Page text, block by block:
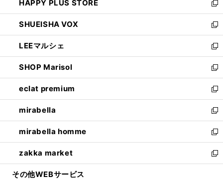
ド
ウ
で
開
く
ィ
ン
ド
ウ
で
開
く
い
ウ
ィ
ン
ド
ウ
で
開
く
HAPPY PLUS STORE
新
し
い
ウ
ィ
ン
ド
ウ
で
開
く
SHUEISHA VOX
新
し
い
ウ
ィ
ン
ド
ウ
で
開
く
LEEマルシェ
新
し
い
ウ
ィ
ン
ド
ウ
で
開
く
SHOP Marisol
新
し
い
ウ
ィ
ン
ド
ウ
で
開
eclat premium
新
し
い
ウ
ィ
ン
ド
ウ
mirabella
新
し
い
ウ
ィ
ン
mirabella homme
新
し
い
ウ
zakka market
新
し
その他WEBサービス